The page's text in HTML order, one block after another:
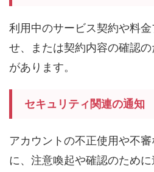
利用中のサービス契約や料
せ、または契約内容の確認
があります。
セキュリティ関連の通知
アカウントの不正使用や不
に、注意喚起や確認のため